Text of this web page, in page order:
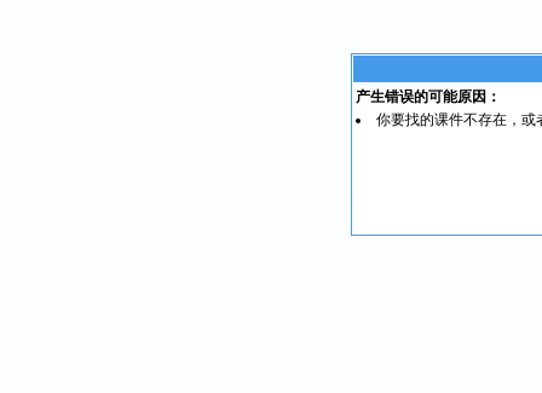
产生错误的可能原因：
你要找的课件不存在，或